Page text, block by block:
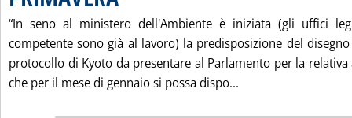
“In seno al ministero dell'Ambiente è iniziata (gli uffici
competente sono già al lavoro) la predisposizione del
protocollo di Kyoto da presentare al Parlamento per la relativa
che per il mese di gennaio si possa dispo...